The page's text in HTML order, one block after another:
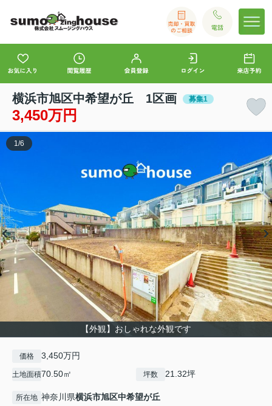
横浜市旭区中希望が丘 1区画 募集1
3,450万円
【外観】おしゃれな外観です
1/6
価格 3,450万円
土地面積70.50㎡ 坪数 21.32坪
所在地 神奈川県横浜市旭区中希望が丘